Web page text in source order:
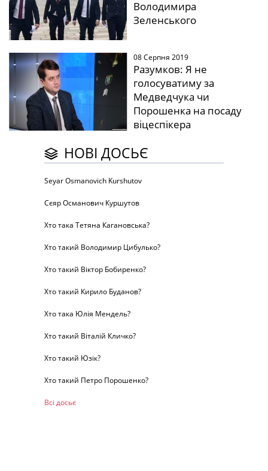
Володимира
Зеленського
08 Серпня 2019
Разумков: Я не
голосуватиму за
Медведчука чи
Порошенка на посаду
віцеспікера
НОВІ ДОСЬЄ
Seyar Osmanovich Kurshutov
Сєяр Османович Куршутов
Хто така Тетяна Кагановська?
Хто такий Володимир Цибулько?
Хто такий Віктор Бобиренко?
Хто такий Кирило Буданов?
Хто така Юлія Мендель?
Хто такий Віталій Кличко?
Хто такий Юзік?
Хто такий Петро Порошенко?
Всі досьє